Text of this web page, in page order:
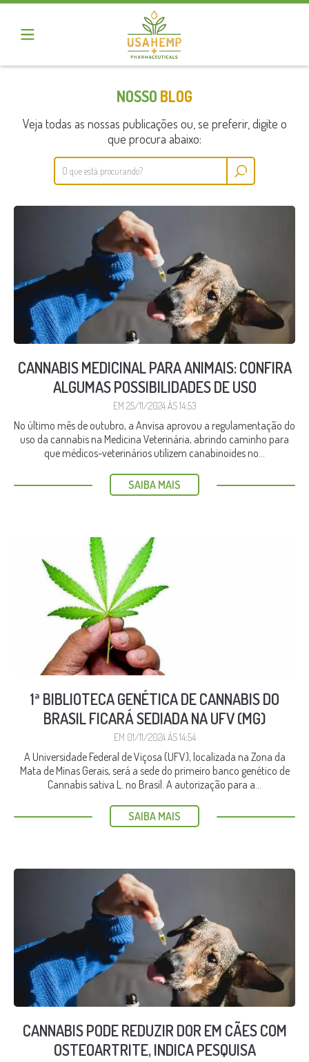
NOSSO BLOG
Veja todas as nossas publicações ou, se preferir, digite o
que procura abaixo:
CANNABIS MEDICINAL PARA ANIMAIS: CONFIRA
ALGUMAS POSSIBILIDADES DE USO
EM 25/11/2024 ÀS 14:53
No último mês de outubro, a Anvisa aprovou a regulamentação do
uso da cannabis na Medicina Veterinária, abrindo caminho para
que médicos-veterinários utilizem canabinoides no...
SAIBA MAIS
1ª BIBLIOTECA GENÉTICA DE CANNABIS DO
BRASIL FICARÁ SEDIADA NA UFV (MG)
EM 01/11/2024 ÀS 14:54
A Universidade Federal de Viçosa (UFV), localizada na Zona da
Mata de Minas Gerais, será a sede do primeiro banco genético de
Cannabis sativa L. no Brasil. A autorização para a...
SAIBA MAIS
CANNABIS PODE REDUZIR DOR EM CÃES COM
OSTEOARTRITE, INDICA PESQUISA